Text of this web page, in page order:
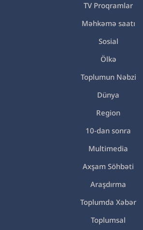
TV Proqramlar
Məhkəmə saatı
Sosial
Ölkə
Toplumun Nəbzi
Dünya
Region
10-dan sonra
Multimedia
Axşam Söhbəti
Araşdırma
Toplumda Xəbər
Toplumsal